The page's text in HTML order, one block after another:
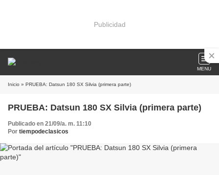
Publicidad
MENU
Inicio » PRUEBA: Datsun 180 SX Silvia (primera parte)
PRUEBA: Datsun 180 SX Silvia (primera parte)
Publicado en 21/09/a. m. 11:10
Por tiempodeclasicos